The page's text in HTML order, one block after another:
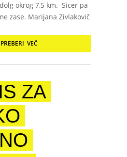
okrog 7,5 km. Sicer pa
zase. Marijana Zivlakovič
PREBERI VEČ
ZA